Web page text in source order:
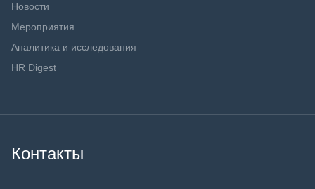
Новости
Мероприятия
Аналитика и исследования
HR Digest
Контакты